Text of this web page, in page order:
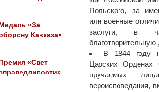
Польского, за
или военные
заслуги, в
благотворительную
В 1844 году
Царских Орденах
вручаемых
вероисповедания,
Медаль «За
Кавказа»
Премия «Свет